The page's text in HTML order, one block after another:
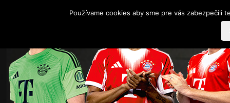
Používame cookies aby sme pre vás zabezpečili